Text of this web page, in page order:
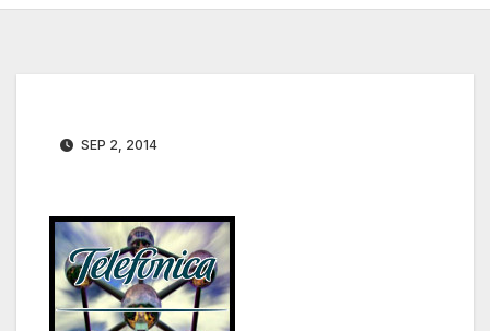
SEP 2, 2014